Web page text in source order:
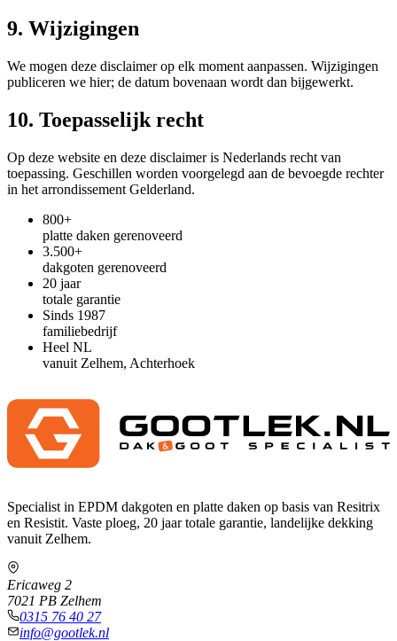
9. Wijzigingen
We mogen deze disclaimer op elk moment aanpassen. Wijzigingen
publiceren we hier; de datum bovenaan wordt dan bijgewerkt.
10. Toepasselijk recht
Op deze website en deze disclaimer is Nederlands recht van
toepassing. Geschillen worden voorgelegd aan de bevoegde rechter
in het arrondissement Gelderland.
800+
platte daken gerenoveerd
3.500+
dakgoten gerenoveerd
20 jaar
totale garantie
Sinds 1987
familiebedrijf
Heel NL
vanuit Zelhem, Achterhoek
Specialist in EPDM dakgoten en platte daken op basis van Resitrix
en Resistit. Vaste ploeg, 20 jaar totale garantie, landelijke dekking
vanuit Zelhem.
Ericaweg 2
7021 PB Zelhem
0315 76 40 27
info@gootlek.nl